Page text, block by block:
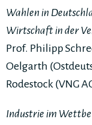
Wahlen in
Wirtschaft in der
Prof. Philipp
Oelgarth
Rodestock (VNG
Industrie im